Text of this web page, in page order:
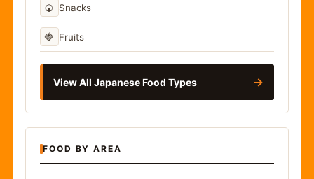
🍘 Snacks
🍓 Fruits
View All Japanese Food Types →
FOOD BY AREA